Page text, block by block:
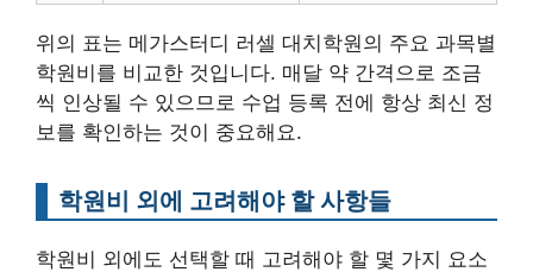
위의 표는 메가스터디 러셀 대치학원의 주요 과목별
학원비를 비교한 것입니다. 매달 약 간격으로 조금
씩 인상될 수 있으므로 수업 등록 전에 항상 최신 정
보를 확인하는 것이 중요해요.
학원비 외에 고려해야 할 사항들
학원비 외에도 선택할 때 고려해야 할 몇 가지 요소